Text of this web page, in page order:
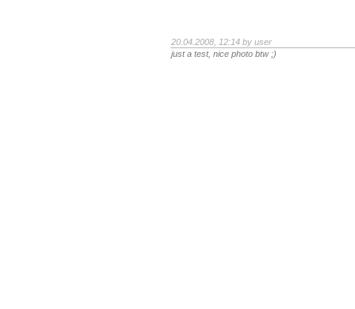
20.04.2008, 12:14 by user
just a test, nice photo btw ;)